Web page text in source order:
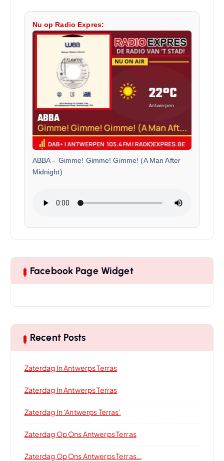
Nu op Radio Expres:
ABBA– Gimme! Gimme! Gimme! (A Man After
Midnight)
Facebook Page Widget
Recent Posts
Zaterdag In Antwerps Terras
Zaterdag In Antwerps Terras
Zaterdag In ‘Antwerps Terras’
Zaterdag Op Ons Antwerps Terras
Zaterdag Op Ons Antwerps Terras…